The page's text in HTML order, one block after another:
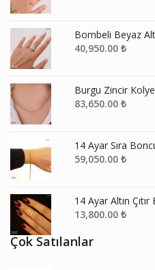
Bombeli Beyaz
40,950.00 ₺
Burgu Zincir Kolye
83,650.00 ₺
14 Ayar Sıra
59,050.00 ₺
14 Ayar Altın
13,800.00 ₺
Çok Satılanlar